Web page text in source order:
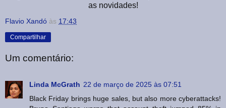
as novidades!
Flavio Xandó às 17:43
Compartilhar
Um comentário:
Linda McGrath 22 de março de 2025 às 07:51
Black Friday brings huge sales, but also more cyberattacks!